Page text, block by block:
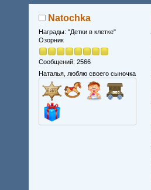
Natochka
Награды: "Детки в клетке"
Озорник
Сообщений: 2566
Наталья, люблю своего сыночка